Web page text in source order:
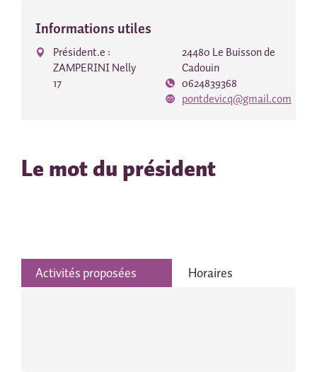
Informations utiles
Président.e :
ZAMPERINI Nelly
17
24480 Le Buisson de
Cadouin
0624839368
pontdevicq@gmail.com
Le mot du président
Activités proposées Horaires